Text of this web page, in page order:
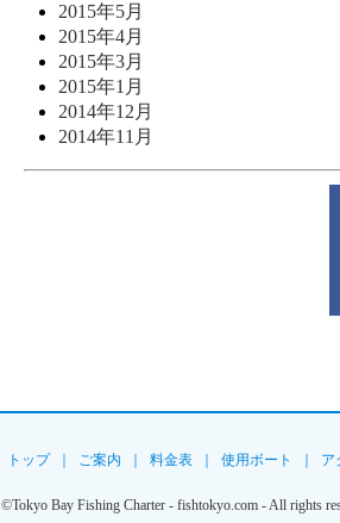
2015年5月
2015年4月
2015年3月
2015年1月
2014年12月
2014年11月
トップ ご案内 料金表 使用ボート ア
©Tokyo Bay Fishing Charter - fishtokyo.com - All rights